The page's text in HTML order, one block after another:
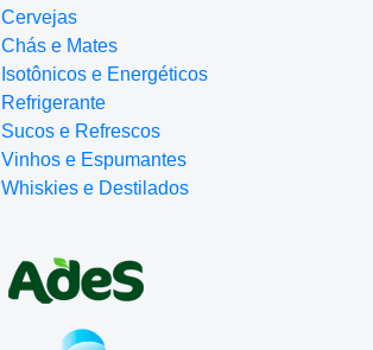
Cervejas
Chás e Mates
Isotônicos e Energéticos
Refrigerante
Sucos e Refrescos
Vinhos e Espumantes
Whiskies e Destilados